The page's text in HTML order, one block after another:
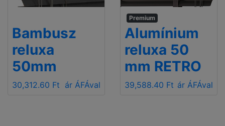
Bambusz
reluxa
50mm
30,312.60 Ft ár ÁFÁval
Premium
Alumínium
reluxa 50
mm RETRO
39,588.40 Ft ár ÁFÁval